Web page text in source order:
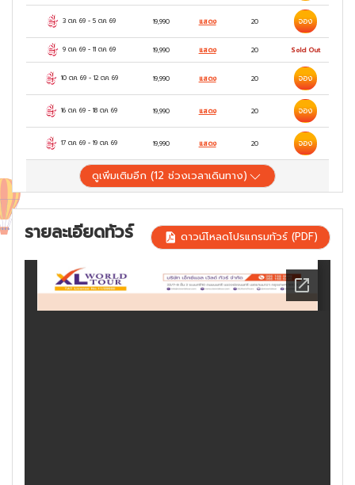
3 ต.ค. 69 -5 ต.ค. 69 19,990 แสดง 20 จอง
9 ต.ค. 69 -11 ต.ค. 69 19,990 แสดง 20 Sold Out
10 ต.ค. 69- 12 ต.ค. 69 19,990 แสดง 20 จอง
16 ต.ค. 69 -18 ต.ค. 69 19,990 แสดง 20 จอง
17 ต.ค. 69 -19 ต.ค. 69 19,990 แสดง 20 จอง
ดูเพิ่มเติมอีก (12 ช่วงเวลาเดินทาง)
รายละเอียดทัวร์ ดาวน์โหลดโปรแกรมทัวร์ (PDF)